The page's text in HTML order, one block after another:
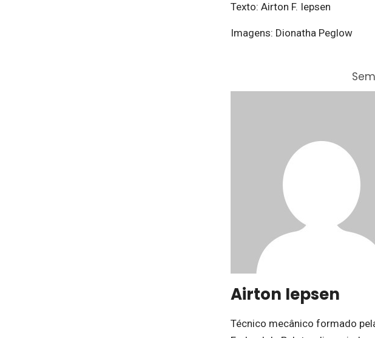
Texto: Airton F. Iepsen
Imagens: Dionatha Peglow
Airton Iepsen
Técnico mecânico formado